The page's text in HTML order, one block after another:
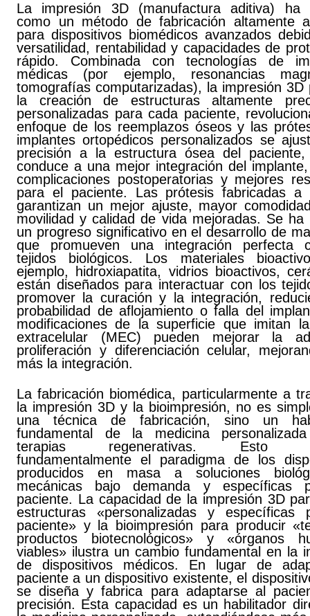
La impresión 3D (manufactura aditiva) ha
como un método de fabricación altamente
para dispositivos biomédicos avanzados
versatilidad, rentabilidad y capacidades de
rápido. Combinada con tecnologías de
médicas (por ejemplo, resonancias
tomografías computarizadas), la impresión 3D
la creación de estructuras altamente
personalizadas para cada paciente,
enfoque de los reemplazos óseos y las
implantes ortopédicos personalizados se
precisión a la estructura ósea del
conduce a una mejor integración del
complicaciones postoperatorias y mejores
para el paciente. Las prótesis fabricadas a
garantizan un mejor ajuste, mayor
movilidad y calidad de vida mejoradas. Se ha
un progreso significativo en el desarrollo de
que promueven una integración perfecta
tejidos biológicos. Los materiales
ejemplo, hidroxiapatita, vidrios bioactivos,
están diseñados para interactuar con los
promover la curación y la integración,
probabilidad de aflojamiento o falla del
modificaciones de la superficie que imitan
extracelular (MEC) pueden mejorar la
proliferación y diferenciación celular,
más la integración.
La fabricación biomédica, particularmente a
la impresión 3D y la bioimpresión, no es
una técnica de fabricación, sino un
fundamental de la medicina
terapias regenerativas. Esto
fundamentalmente el paradigma de los
producidos en masa a soluciones
mecánicas bajo demanda y específicas
paciente. La capacidad de la impresión 3D
estructuras «personalizadas y específicas
paciente» y la bioimpresión para producir
productos biotecnológicos» y «órganos
viables» ilustra un cambio fundamental en la
de dispositivos médicos. En lugar de
paciente a un dispositivo existente, el
se diseña y fabrica para adaptarse al
precisión. Esta capacidad es un habilitador